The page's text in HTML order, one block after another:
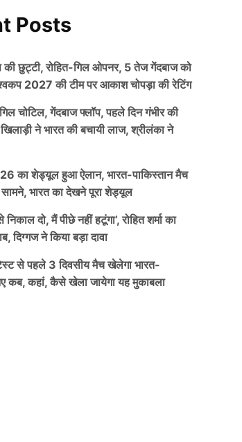
Posts
की छुट्टी, रोहित-गिल ओपनर, 5 तेज गेंदबाज को
2027 की टीम पर आकाश चोपड़ा की रेटिंग
चोटिल, गेंदबाज फ्लॉप, पहले दिन गंभीर की
ने भारत की बचायी लाज, श्रीलंका ने
का शेड्यूल हुआ ऐलान, भारत-पाकिस्तान मैच
भारत का देखने पूरा शेड्यूल
दो, मैं पीछे नहीं हटूंगा’, रोहित शर्मा का
दिग्गज ने किया बड़ा दावा
से पहले 3 दिवसीय मैच खेलेगा भारत-
कब, कहां, कैसे खेला जायेगा यह मुकाबला